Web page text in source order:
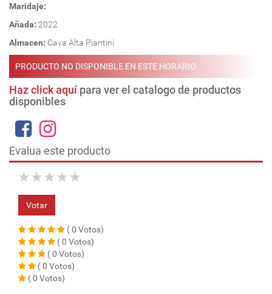
Maridaje:
Añada: 2022
Almacen: Cava Alta Piantini
PRODUCTO NO DISPONIBLE EN ESTE HORARIO
Haz click aquípara ver el catalogo de productos
disponibles
Evalua este producto
★
★
★
★
★
Votar
( 0 Votos)
( 0 Votos)
( 0 Votos)
( 0 Votos)
( 0 Votos)